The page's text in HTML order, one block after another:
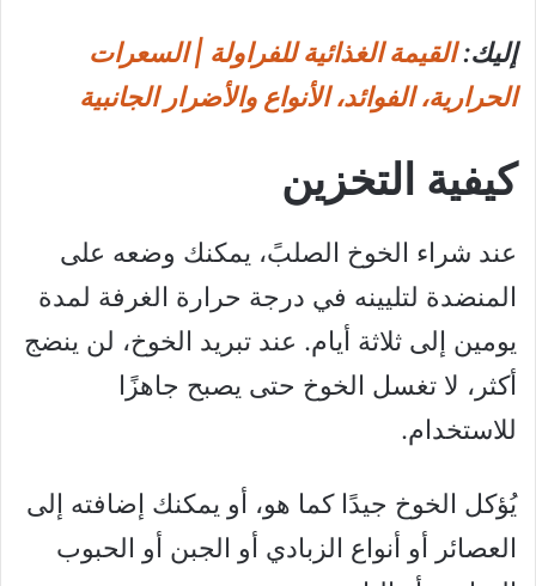
إليك: القيمة الغذائية للفراولة | السعرات
الحرارية، الفوائد، الأنواع والأضرار الجانبية
كيفية التخزين
عند شراء الخوخ الصلبً، يمكنك وضعه على
المنضدة لتليينه في درجة حرارة الغرفة لمدة
يومين إلى ثلاثة أيام. عند تبريد الخوخ، لن ينضج
أكثر، لا تغسل الخوخ حتى يصبح جاهزًا
للاستخدام.
يُؤكل الخوخ جيدًا كما هو، أو يمكنك إضافته إلى
العصائر أو أنواع الزبادي أو الجبن أو الحبوب